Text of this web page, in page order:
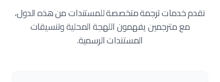
نقدم خدمات ترجمة متخصصة للمستندات من هذه الدول،
مع مترجمين يفهمون اللهجة المحلية وتنسيقات
المستندات الرسمية.